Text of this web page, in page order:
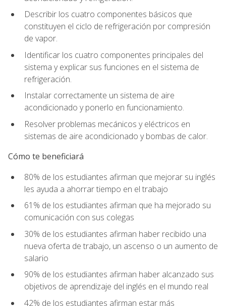
Describir los cuatro componentes básicos que
constituyen el ciclo de refrigeración por compresión
de vapor.
Identificar los cuatro componentes principales del
sistema y explicar sus funciones en el sistema de
refrigeración.
Instalar correctamente un sistema de aire
acondicionado y ponerlo en funcionamiento.
Resolver problemas mecánicos y eléctricos en
sistemas de aire acondicionado y bombas de calor.
Cómo te beneficiará
80% de los estudiantes afirman que mejorar su inglés
les ayuda a ahorrar tiempo en el trabajo
61% de los estudiantes afirman que ha mejorado su
comunicación con sus colegas
30% de los estudiantes afirman haber recibido una
nueva oferta de trabajo, un ascenso o un aumento de
salario
90% de los estudiantes afirman haber alcanzado sus
objetivos de aprendizaje del inglés en el mundo real
42% de los estudiantes afirman estar más